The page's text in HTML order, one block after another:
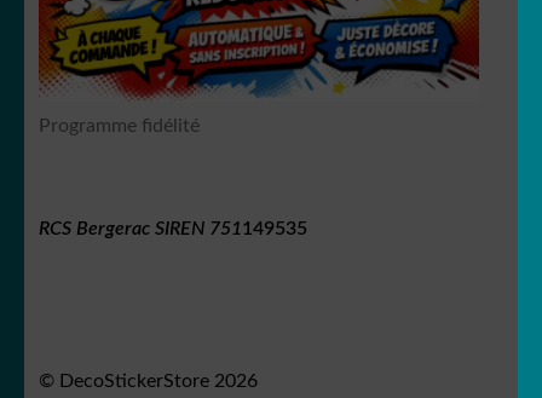
Programme fidélité
RCS Bergerac SIREN 751149535
© DecoStickerStore 2026